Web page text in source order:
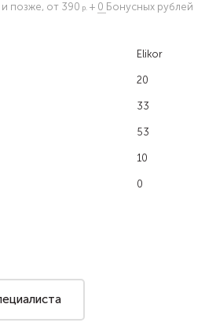
Elikor
20
33
53
10
0
и позже, от 390 + 0 Бонусных рублей